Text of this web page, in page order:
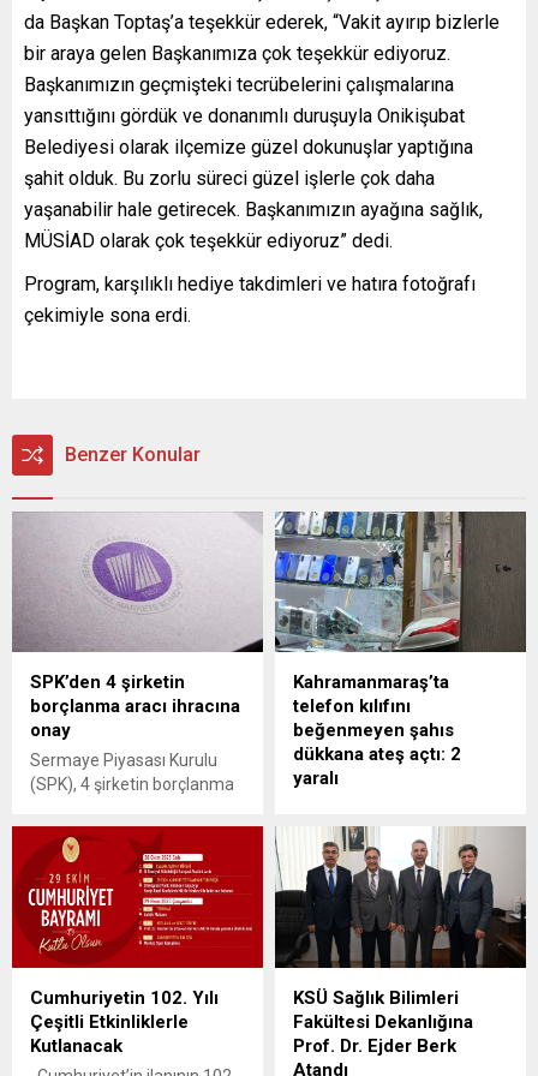
da Başkan Toptaş’a teşekkür ederek, “Vakit ayırıp bizlerle
bir araya gelen Başkanımıza çok teşekkür ediyoruz.
Başkanımızın geçmişteki tecrübelerini çalışmalarına
yansıttığını gördük ve donanımlı duruşuyla Onikişubat
Belediyesi olarak ilçemize güzel dokunuşlar yaptığına
şahit olduk. Bu zorlu süreci güzel işlerle çok daha
yaşanabilir hale getirecek. Başkanımızın ayağına sağlık,
MÜSİAD olarak çok teşekkür ediyoruz” dedi.
Program, karşılıklı hediye takdimleri ve hatıra fotoğrafı
çekimiyle sona erdi.
Benzer Konular
SPK’den 4 şirketin
borçlanma aracı ihracına
onay
Sermaye Piyasası Kurulu
(SPK), 4 şirketin borçlanma
onayladı.
Kahramanmaraş’ta
telefon kılıfını
beğenmeyen şahıs
dükkana ateş açtı: 2
yaralı
telefon dükkanında,
beğenmediği kılıflar
nedeniyle sinirlenen bir
şahıs iş yerine pompalı
tüfekle ateş açtı. Olayda 2
kişi hafif yaralandı, şüpheli
yakalandı.
Cumhuriyetin 102. Yılı
Çeşitli Etkinliklerle
Kutlanacak
KSÜ Sağlık Bilimleri
Fakültesi Dekanlığına
Prof. Dr. Ejder Berk
Atandı